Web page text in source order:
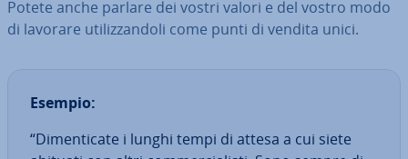
Potete anche parlare dei vostri valori e del vostro modo
di lavorare uti­liz­zan­do­li come punti di vendita unici.
Esempio:
“Di­men­ti­ca­te i lunghi tempi di attesa a cui siete